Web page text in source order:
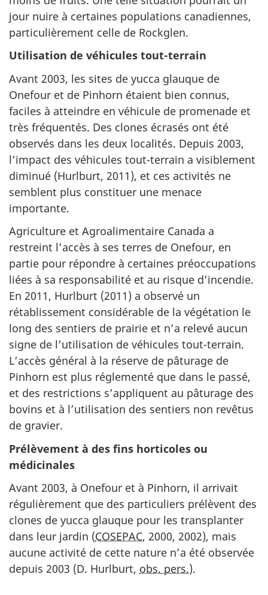
jour nuire à certaines populations canadiennes,
particulièrement celle de Rockglen.
Utilisation de véhicules tout-terrain
Avant 2003, les sites de yucca glauque de
Onefour et de Pinhorn étaient bien connus,
faciles à atteindre en véhicule de promenade et
très fréquentés. Des clones écrasés ont été
observés dans les deux localités. Depuis 2003,
l’impact des véhicules tout-terrain a visiblement
diminué (Hurlburt, 2011), et ces activités ne
semblent plus constituer une menace
importante.
Agriculture et Agroalimentaire Canada a
restreint l’accès à ses terres de Onefour, en
partie pour répondre à certaines préoccupations
liées à sa responsabilité et au risque d’incendie.
En 2011, Hurlburt (2011) a observé un
rétablissement considérable de la végétation le
long des sentiers de prairie et n’a relevé aucun
signe de l’utilisation de véhicules tout-terrain.
L’accès général à la réserve de pâturage de
Pinhorn est plus réglementé que dans le passé,
et des restrictions s’appliquent au pâturage des
bovins et à l’utilisation des sentiers non revêtus
de gravier.
Prélèvement à des fins horticoles ou
médicinales
Avant 2003, à Onefour et à Pinhorn, il arrivait
régulièrement que des particuliers prélèvent des
clones de yucca glauque pour les transplanter
dans leur jardin (COSEPAC, 2000, 2002), mais
aucune activité de cette nature n’a été observée
depuis 2003 (D. Hurlburt, obs. pers.).